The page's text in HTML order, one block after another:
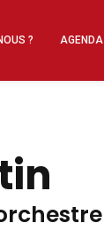
? AGENDA